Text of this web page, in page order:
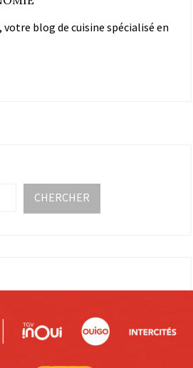
blog de cuisine spécialisé en
CHERCHER